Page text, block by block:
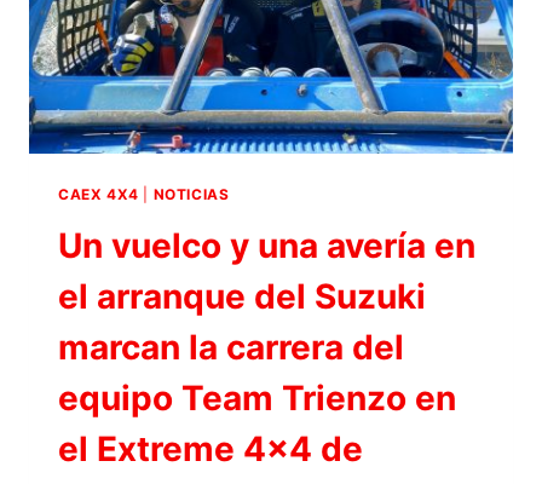
PARTICIPARÁ
EN
EL
EXTREME
4×4
DE
2025
CAEX 4X4 NOTICIAS
Un vuelco y una avería en
el arranque del Suzuki
marcan la carrera del
equipo Team Trienzo en
el Extreme 4×4 de